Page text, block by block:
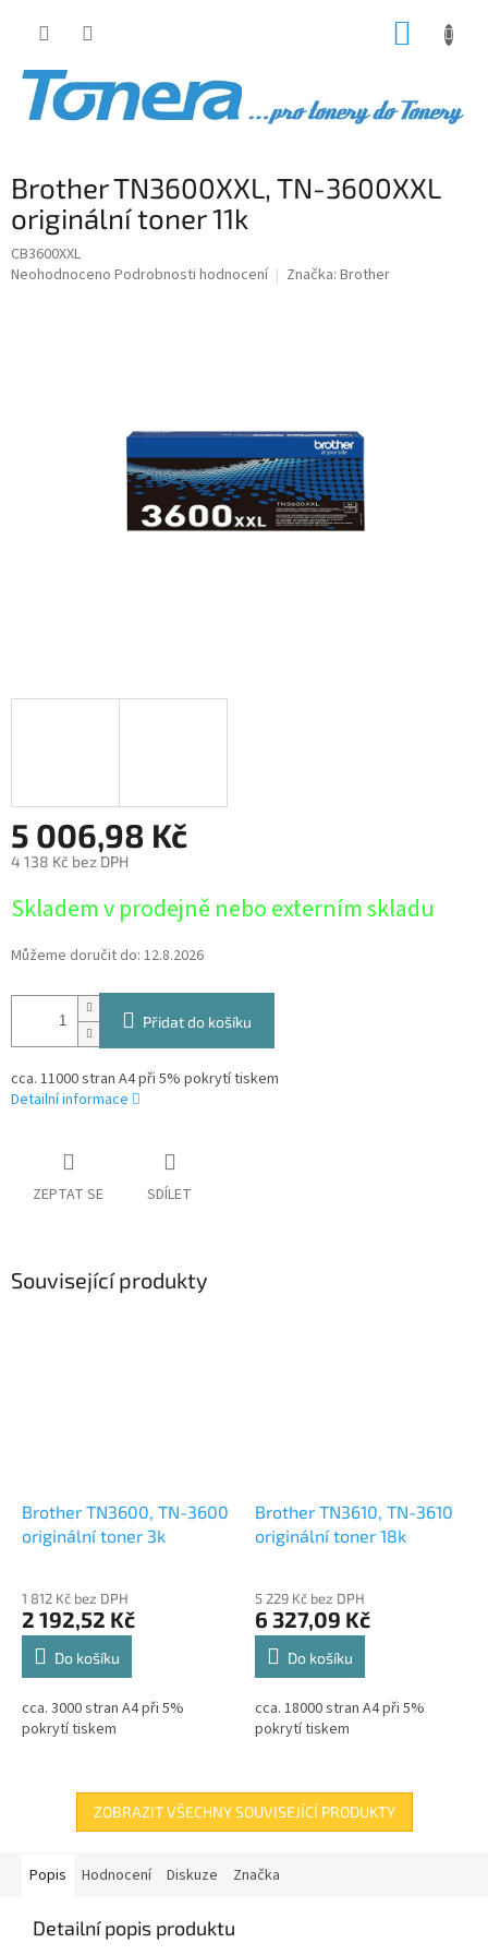
Brother TN3600XXL, TN-3600XXL
originální toner 11k
CB3600XXL
Průměrné
Neohodnoceno Podrobnosti hodnocení Značka: Brother
5 006,98 Kč
4 138 Kč bez DPH
cena:
Skladem v prodejně nebo externím skladu
Můžeme doručit do: 12.8.2026
Přidat do košíku
cca. 11000 stran A4 při 5% pokrytí tiskem
Detailní informace
ZEPTAT SE SDÍLET
Související produkty
Brother TN3600, TN-3600
originální toner 3k
1 812 Kč bez DPH
2 192,52 Kč
Do košíku
cca. 3000 stran A4 při 5%
pokrytí tiskem
Brother TN3610, TN-3610
originální toner 18k
5 229 Kč bez DPH
6 327,09 Kč
Do košíku
cca. 18000 stran A4 při 5%
pokrytí tiskem
ZOBRAZIT VŠECHNY SOUVISEJÍCÍ PRODUKTY
Popis Hodnocení Diskuze Značka
Detailní popis produktu